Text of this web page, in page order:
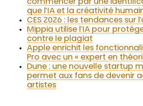
commencer par une
que l’IA et la créativité
CES 2026 : les tendances sur
Mippia utilise l’IA pour
contre le plagiat
Apple enrichit les
Pro avec un « expert en
Dune : une nouvelle startup
permet aux fans de devenir
artistes